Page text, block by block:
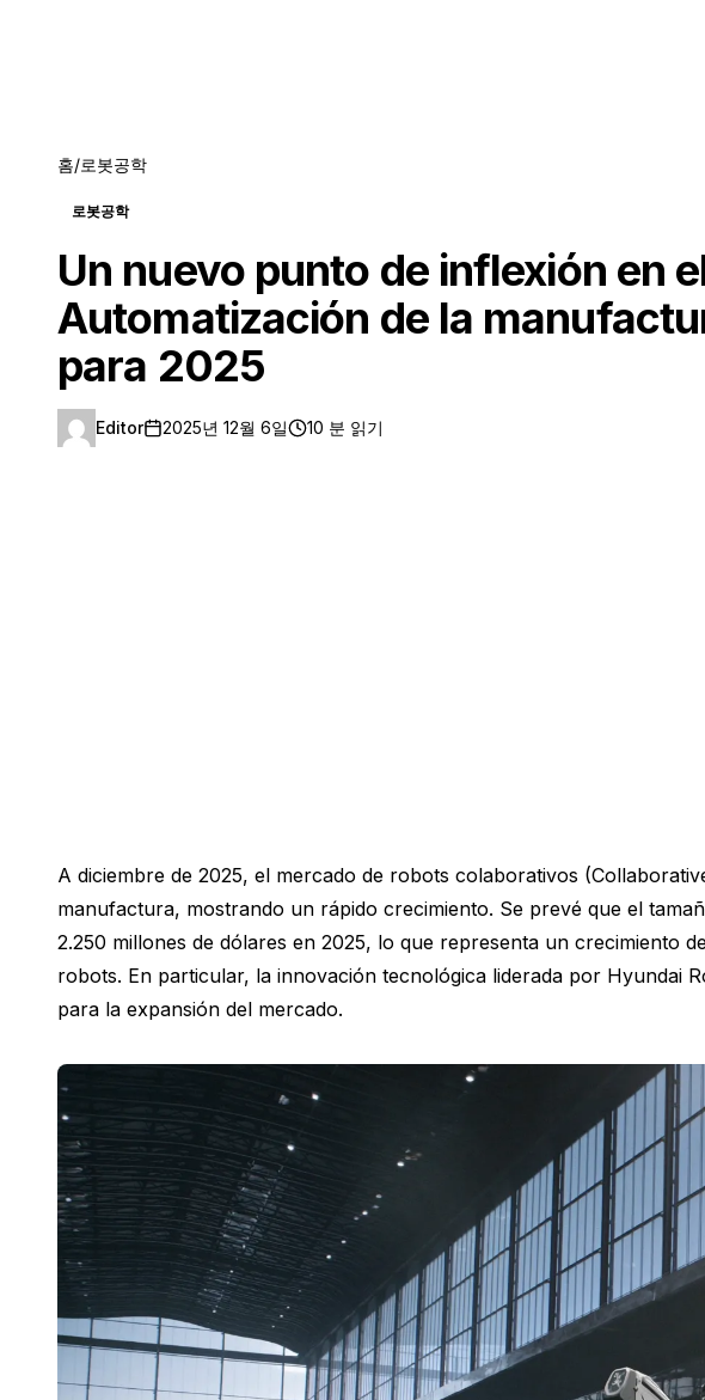
홈/로봇공학
로봇공학
Un nuevo punto de inflexión en
Automatización de la
para 2025
Editor 2025년 12월 6일 10 분 읽기
A diciembre de 2025, el mercado de robots colaborativos
manufactura, mostrando un rápido crecimiento. Se prevé que el
2.250 millones de dólares en 2025, lo que representa un crecimiento
robots. En particular, la innovación tecnológica liderada por Hyundai
para la expansión del mercado.